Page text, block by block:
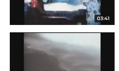
03:41